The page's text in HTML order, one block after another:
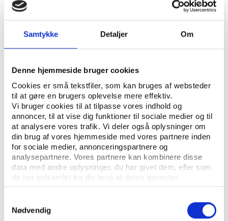
Samtykke Detaljer Om
Denne hjemmeside bruger cookies
Cookies er små tekstfiler, som kan bruges af websteder
til at gøre en brugers oplevelse mere effektiv.
Vi bruger cookies til at tilpasse vores indhold og
annoncer, til at vise dig funktioner til sociale medier og til
at analysere vores trafik. Vi deler også oplysninger om
din brug af vores hjemmeside med vores partnere inden
for sociale medier, annonceringspartnere og
analysepartnere. Vores partnere kan kombinere disse
data med andre oplysninger, du har givet dem, eller som
de har indsamlet fra din brug af deres tjenester.
Nødvendig
ÅBN RAPPORT
UDGIVER: DANSK IDRÆTSHISTORISK FORENING - KROP OG KULTUR, SYDDANSK
UNIVERSITETSFORLAG
ANTAL SIDER: 14
ISBN: 978-87-7674-098-6
Eksemplarfremstilling af papirkopier/prints fra
Idrætshistorisk Årbog til undervisningsbrug på
uddannelsesinstitutioner og intern administrativ brug
er tilladt efter aftale med COPY-DAN Tekst & Node.
Eksemplarfremstillingen skal ske inden for aftalens